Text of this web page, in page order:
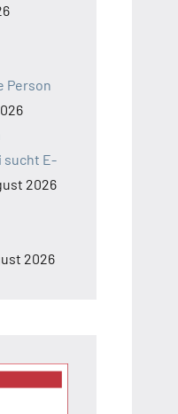
Person
sucht E-
2026
2026